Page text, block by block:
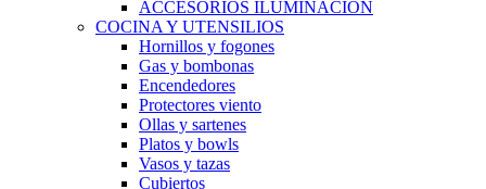
ACCESORIOS ILUMINACIÓN
COCINA Y UTENSILIOS
Hornillos y fogones
Gas y bombonas
Encendedores
Protectores viento
Ollas y sartenes
Platos y bowls
Vasos y tazas
Cubiertos